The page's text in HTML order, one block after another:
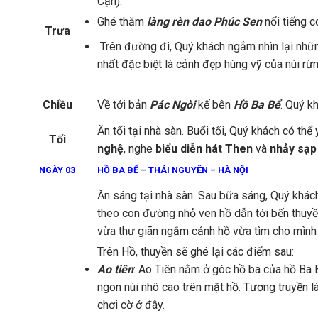
Trưa
Ghé thăm làng rèn dao Phúc Sennổi tiếng
Trên đường đi, Quý khách ngắm nhìn lại
nhất đặc biệt là cảnh đẹp hùng vỹ của núi
Chiều Về tới bản Pác Ngòikế bên Hồ Ba Bể. Quý
Tối
Ăn tối tại nhà sàn. Buổi tối, Quý khách có
nghệ, nghe biểu diễn hát Then và nhảy
NGÀY 03 HỒ BA BỂ – THÁI NGUYÊN – HÀ NỘI
Ăn sáng tại nhà sàn. Sau bữa sáng, Quý
theo con đường nhỏ ven hồ dẫn tới bến
vừa thư giãn ngắm cảnh hồ vừa tìm cho
Trên Hồ, thuyền sẽ ghé lại các điểm sau:
Ao tiên: Ao Tiên nằm ở góc hồ ba của hồ
ngon núi nhô cao trên mặt hồ. Tương truyền
chơi cờ ở đây.